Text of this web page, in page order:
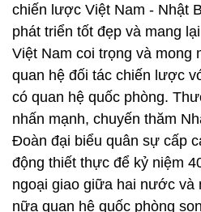
chiến lược Việt Nam - Nhật
phát triển tốt đẹp và mang
Việt Nam coi trọng và mong
quan hệ đối tác chiến lược
có quan hệ quốc phòng.
nhấn mạnh, chuyến thăm
Đoàn đại biểu quân sự cấp
động thiết thực để kỷ niệm
ngoại giao giữa hai nước và
nữa quan hệ quốc phòng